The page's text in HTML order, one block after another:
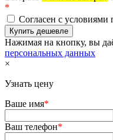
*
Согласен с
Нажимая на кнопку, вы
персональных данных
×
Узнать цену
Ваше имя*
Ваш телефон*